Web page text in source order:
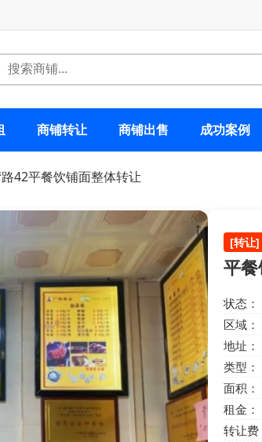
商铺转让 商铺出售 成功案例
42平餐饮铺面整体转让
[转让]
平
状态：
区域：
地址：
类型：
面积：
租金：
转让费